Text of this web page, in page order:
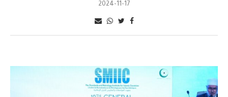
2024-11-17